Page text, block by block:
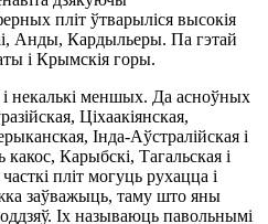
пліт ўтварыліся высокія
Анды, Кардыльеры. Па гэтай
і Крымскія горы.
некалькі меншых. Да асноўных
Ціхаакіянская,
Інда-Аўстралійская і
Карыбскі, Тагальская і
пліт могуць рухацца і
заўважыць, таму што яны
Іх называюць павольнымі